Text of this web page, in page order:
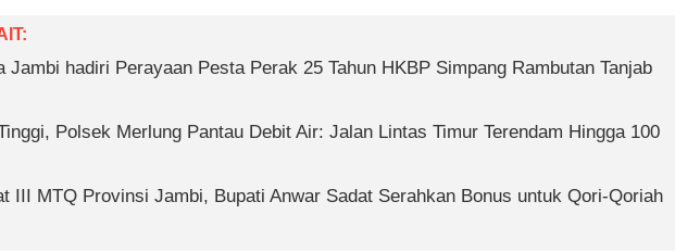
Jambi hadiri Perayaan Pesta Perak 25 Tahun HKBP Simpang Rambutan Tanjab
Polsek Merlung Pantau Debit Air: Jalan Lintas Timur Terendam Hingga 100
III MTQ Provinsi Jambi, Bupati Anwar Sadat Serahkan Bonus untuk Qori-Qoriah